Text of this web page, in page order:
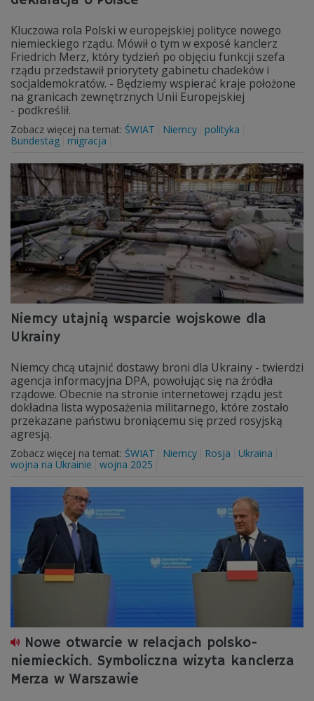
Kluczowa rola Polski w europejskiej polityce nowego
niemieckiego rządu. Mówił o tym w exposé kanclerz
Friedrich Merz, który tydzień po objęciu funkcji szefa
rządu przedstawił priorytety gabinetu chadeków i
socjaldemokratów. - Będziemy wspierać kraje położone
na granicach zewnętrznych Unii Europejskiej
- podkreślił.
Zobacz więcej na temat: ŚWIAT Niemcy
polityka
Bundestag
migracja
Niemcy utajnią wsparcie wojskowe dla
Ukrainy
Niemcy chcą utajnić dostawy broni dla Ukrainy - twierdzi
agencja informacyjna DPA, powołując się na źródła
rządowe. Obecnie na stronie internetowej rządu jest
dokładna lista wyposażenia militarnego, które zostało
przekazane państwu broniącemu się przed rosyjską
agresją.
Zobacz więcej na temat: ŚWIAT Niemcy Rosja
Ukraina
wojna na Ukrainie
wojna 2025
Nowe otwarcie w relacjach polsko-
niemieckich. Symboliczna wizyta kanclerza
Merza w Warszawie